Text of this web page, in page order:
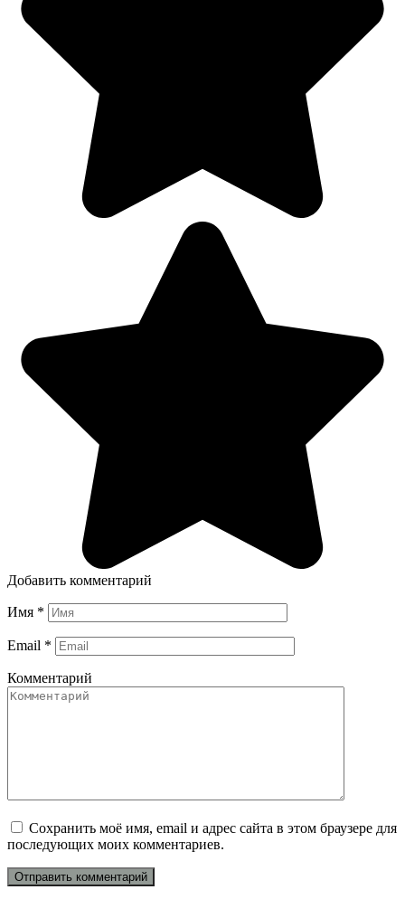
Добавить комментарий
Имя *
Email *
Комментарий
Сохранить моё имя, email и адрес сайта в этом браузере для
последующих моих комментариев.